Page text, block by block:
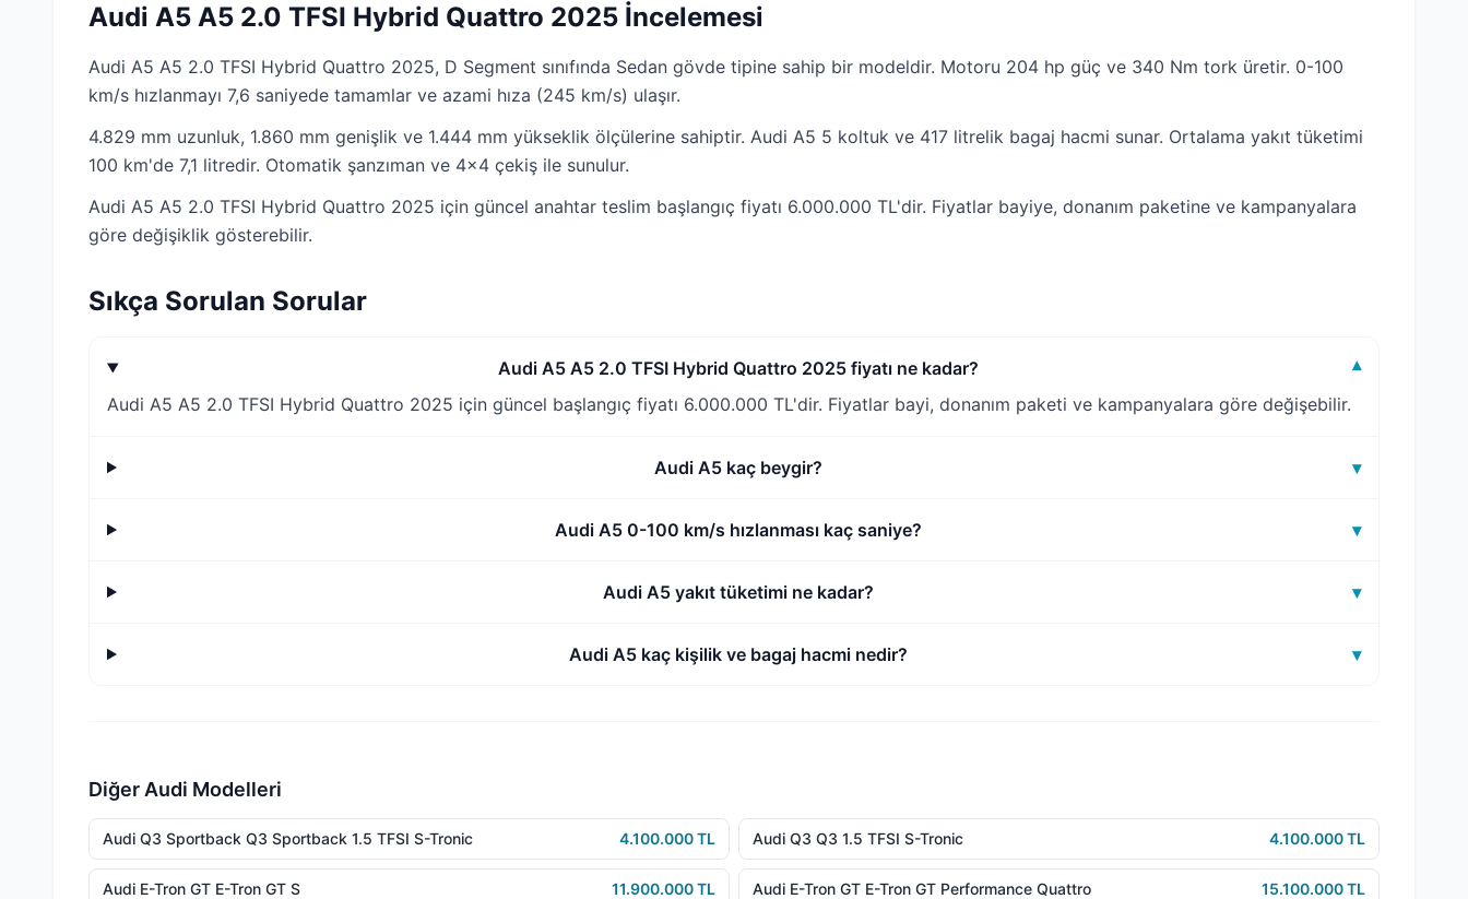
Audi A5 A5 2.0 TFSI Hybrid Quattro 2025 İncelemesi
Audi A5 A5 2.0 TFSI Hybrid Quattro 2025, D Segment sınıfında Sedan gövde tipine sahip bir modeldir. Motoru 204 hp güç ve 340 Nm tork üretir. 0-100
km/s hızlanmayı 7,6 saniyede tamamlar ve azami hıza (245 km/s) ulaşır.
4.829 mm uzunluk, 1.860 mm genişlik ve 1.444 mm yükseklik ölçülerine sahiptir. Audi A5 5 koltuk ve 417 litrelik bagaj hacmi sunar. Ortalama yakıt tüketimi
100 km'de 7,1 litredir. Otomatik şanzıman ve 4x4 çekiş ile sunulur.
Audi A5 A5 2.0 TFSI Hybrid Quattro 2025 için güncel anahtar teslim başlangıç fiyatı 6.000.000 TL'dir. Fiyatlar bayiye, donanım paketine ve kampanyalara
göre değişiklik gösterebilir.
Sıkça Sorulan Sorular
Audi A5 A5 2.0 TFSI Hybrid Quattro 2025 fiyatı ne kadar?
▾
Audi A5 A5 2.0 TFSI Hybrid Quattro 2025 için güncel başlangıç fiyatı 6.000.000 TL'dir. Fiyatlar bayi, donanım paketi ve kampanyalara göre değişebilir.
Audi A5 kaç beygir? ▾
Audi A5 0-100 km/s hızlanması kaç saniye? ▾
Audi A5 yakıt tüketimi ne kadar? ▾
Audi A5 kaç kişilik ve bagaj hacmi nedir? ▾
Diğer Audi Modelleri
Audi Q3 Sportback Q3 Sportback 1.5 TFSI S-Tronic 4.100.000 TL Audi Q3 Q3 1.5 TFSI S-Tronic 4.100.000 TL
Audi E-Tron GT E-Tron GT S 11.900.000 TL Audi E-Tron GT E-Tron GT Performance Quattro 15.100.000 TL